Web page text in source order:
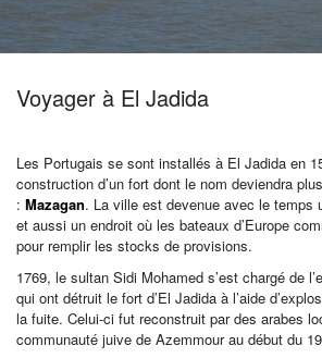
Voyager à El Jadida
Les Portugais se sont installés à El Jadida en
construction d’un fort dont le nom deviendra
: Mazagan. La ville est devenue avec le temps
et aussi un endroit où les bateaux d’Europe
pour remplir les stocks de provisions.
1769, le sultan Sidi Mohamed s’est chargé de
qui ont détruit le fort d’El Jadida à l’aide
la fuite. Celui-ci fut reconstruit par des arabes
communauté juive de Azemmour au début du 19
Propos
Contact